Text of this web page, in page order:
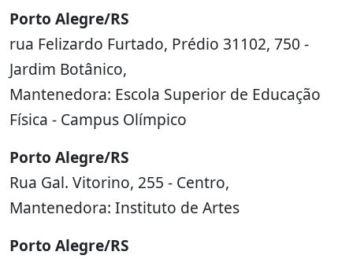
Porto Alegre/RS
rua Felizardo Furtado, Prédio 31102, 750 -
Jardim Botânico,
Mantenedora: Escola Superior de Educação
Física - Campus Olímpico
Porto Alegre/RS
Rua Gal. Vitorino, 255 - Centro,
Mantenedora: Instituto de Artes
Porto Alegre/RS